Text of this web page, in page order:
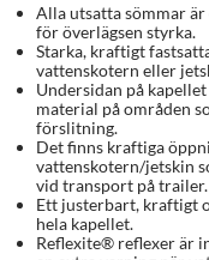
Alla utsatta sömmar
för överlägsen styrka.
Starka, kraftigt
vattenskotern eller
Undersidan på
material på områden
förslitning.
Det finns kraftiga
vattenskotern/jetskin
vid transport på trailer.
Ett justerbart, kraftigt
hela kapellet.
Reflexite® reflexer är